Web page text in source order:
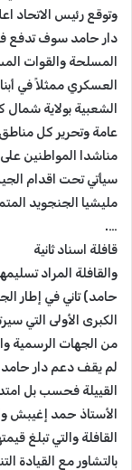
وتوقع رئيس الاتحاد
دار حامد سوف تدفع
المسلحة والقوات
العسكري ممثلاً في
الشعبية بولاية
عامة وتحرير كل
مناشدا المواطنين
سيأتي تحت اقدام
مليشيا الجنجويد
….
قافلة اسناد ثانية
والقافلة المراد
حامد) تاني في إطار
الكبرى الأولى التي
من الجهات الرسمية
لم يقف دعم دار حامد
القييلة فحسب بل
الأستاذ حمد إغيبش
بالتشاور مع القيادة